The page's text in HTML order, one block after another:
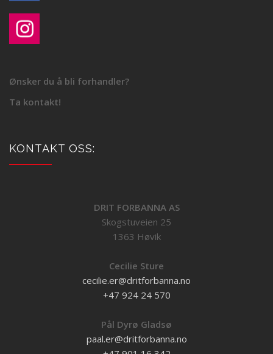
Ønsker du å bli forhandler?
Ta kontakt!
KONTAKT OSS:
DRIT FORBANNA AS
Skogstuveien 25
1363 Høvik
Cecilie Sture
cecilie.er@dritforbanna.no
+47 924 24 570
Pål Dyrø Gladsø
paal.er@dritforbanna.no